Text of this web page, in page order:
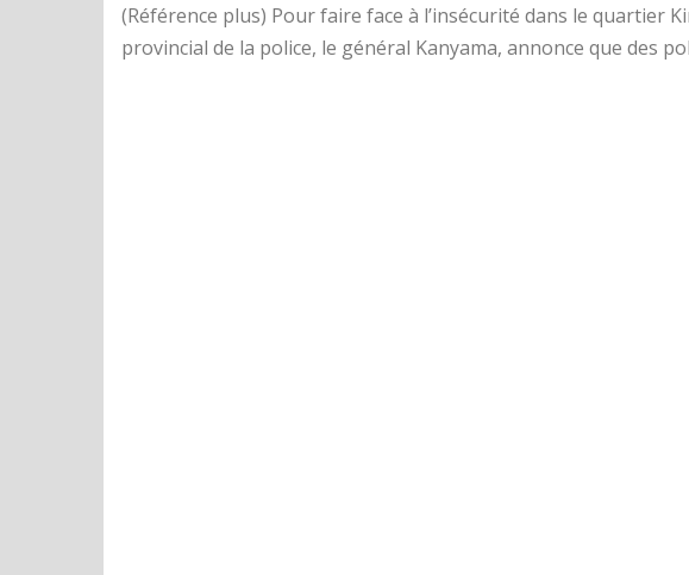
(Référence plus) Pour faire face à l’insécurité dans le quartier
provincial de la police, le général Kanyama, annonce que des